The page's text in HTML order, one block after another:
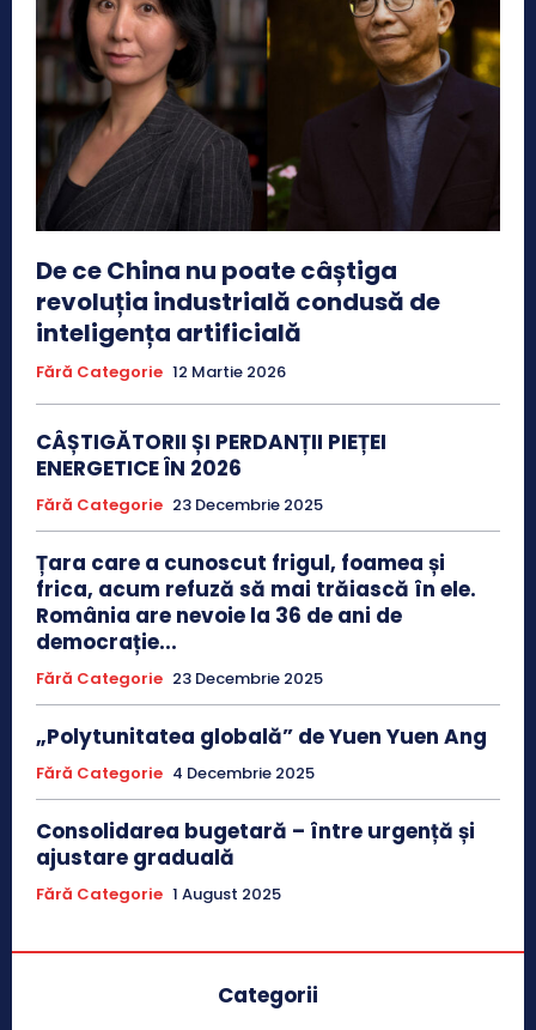
De ce China nu poate câștiga
revoluția industrială condusă de
inteligența artificială
Fără Categorie 12 Martie 2026
CÂȘTIGĂTORII ȘI PERDANȚII PIEȚEI
ENERGETICE ÎN 2026
Fără Categorie 23 Decembrie 2025
Țara care a cunoscut frigul, foamea și
frica, acum refuză să mai trăiască în ele.
România are nevoie la 36 de ani de
democrație...
Fără Categorie 23 Decembrie 2025
„Polytunitatea globală” de Yuen Yuen Ang
Fără Categorie 4 Decembrie 2025
Consolidarea bugetară – între urgență și
ajustare graduală
Fără Categorie 1 August 2025
Categorii